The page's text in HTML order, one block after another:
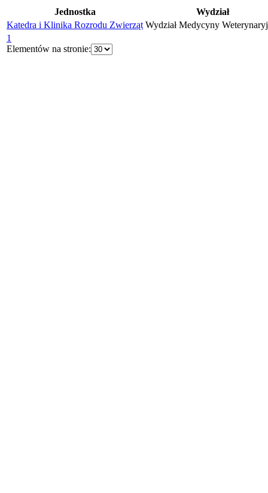
Jednostka
Wydział
Katedra i Klinika Rozrodu Zwierząt Wydział Medycyny
1
Elementów na stronie: